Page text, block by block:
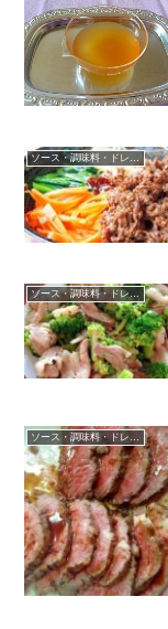
ソース・調味料・ドレッシング